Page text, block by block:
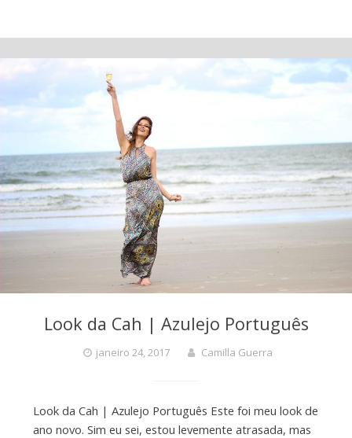
Look da Cah | Azulejo Português
janeiro 24, 2017 Camilla Guerra
Look da Cah | Azulejo Português Este foi meu look de
ano novo. Sim eu sei, estou levemente atrasada, mas